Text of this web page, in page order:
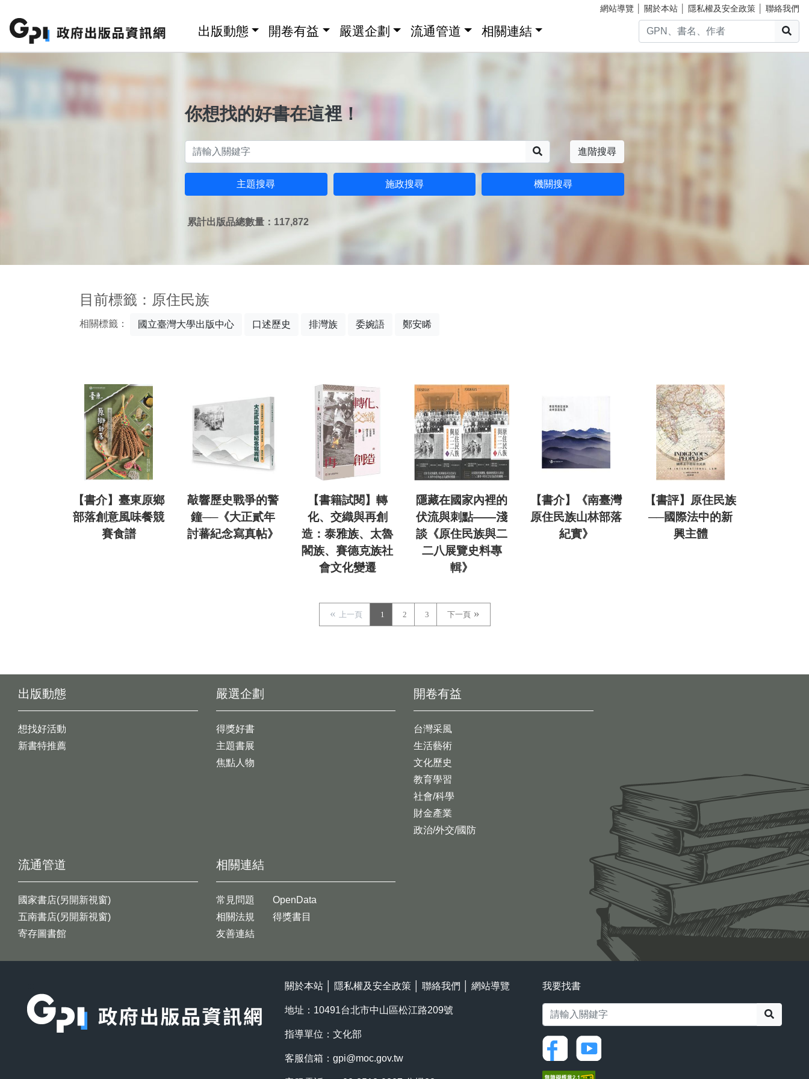
網站導覽 關於本站 隱私權及安全政策 聯絡我們
出版動態 開卷有益 嚴選企劃 流通管道 相關連結
你想找的好書在這裡！
進階搜尋
主題搜尋 施政搜尋 機關搜尋
累計出版品總數量：117,872
目前標籤：原住民族
相關標籤： 國立臺灣大學出版中心 口述歷史 排灣族 委婉語 鄭安睎
【書介】臺東原鄉
部落創意風味餐競
賽食譜
敲響歷史戰爭的警
鐘──《大正貳年
討蕃紀念寫真帖》
【書籍試閱】轉
化、交織與再創
造：泰雅族、太魯
閣族、賽德克族社
會文化變遷
隱藏在國家內裡的
伏流與刺點——淺
談《原住民族與二
二八展覽史料專
輯》
【書介】《南臺灣
原住民族山林部落
紀實》
【書評】原住民族
──國際法中的新
興主體
上一頁 1 2 3 下一頁
出版動態
想找好活動
新書特推薦
開卷有益
台灣采風
生活藝術
文化歷史
教育學習
社會/科學
財金產業
政治/外交/國防
嚴選企劃
得獎好書
主題書展
焦點人物
流通管道
國家書店(另開新視窗)
五南書店(另開新視窗)
寄存圖書館
相關連結
常見問題
相關法規
友善連結
OpenData
得獎書目
關於本站 隱私權及安全政策 聯絡我們 網站導覽
地址：10491台北市中山區松江路209號
指導單位：文化部
客服信箱： gpi@moc.gov.tw
我要找書